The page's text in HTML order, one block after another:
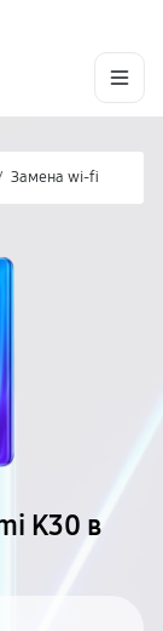
Замена wi-fi
K30 в